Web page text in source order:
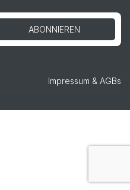
Impressum & AGBs